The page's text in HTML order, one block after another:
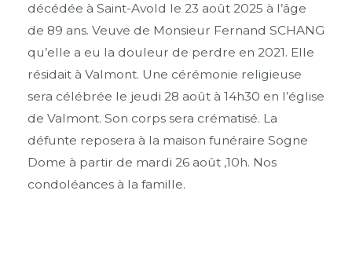
décédée à Saint-Avold le 23 août 2025 à l’âge
de 89 ans. Veuve de Monsieur Fernand SCHANG
qu’elle a eu la douleur de perdre en 2021. Elle
résidait à Valmont. Une cérémonie religieuse
sera célébrée le jeudi 28 août à 14h30 en l’église
de Valmont. Son corps sera crématisé. La
défunte reposera à la maison funéraire Sogne
Dome à partir de mardi 26 août ,10h. Nos
condoléances à la famille.